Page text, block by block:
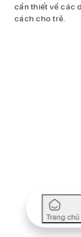
cần thiết về các
cách cho trẻ.
Trang chủ